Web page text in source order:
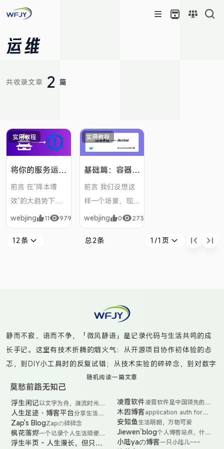
运维
共收录文章 2 篇
实用教程
将你的服务运维
面板从宝塔替换
为1panel
前言 在“降本增
效”的大趋势下，
由于我的我的服务
器配置太低，不想
花钱升级硬件设
要的原因。我也在
网上看到过宝
塔“走后门”窃取用
户数据的八卦，虽
我替换它的决心又
加了一份催化剂。
此外，宝塔
webjing 11 979
实用教程
基础篇：容器化
部署技术 -—
docker，从此
摆脱多环境配置
的苦恼！
前言 我们设想这
样一个场景，现在
leader 给了你一
个任务，让你把开
发完毕的应用程序
后端依赖了
RabbitMQ 等。按
常规的运维思路就
是，先将配置好的
前后端程序分别打
包 --> 将打包文
件上传到服务器 -
webjing 0 273
12条 总2条 1/1页
静而不寂，语而不争，「微风静语」是记录代码与生活共鸣的成
长手记。这里有技术折腾的烟火气：从开源项目协作初体验的忐
忑，到DIY小工具时的反复试错；从技术实验的碎碎念，到对数字
工具的深度思考。偶尔捕捉咖啡渍染的书页光影，更多时候是真
诚分享那些“虽不完美但真实”的代码实践——无论是给开源项目提
交PR时的笨拙尝试，还是用自动化脚本点亮生活的小魔法。在创
造与沉淀的循环中，与你共同见证非科班小白的技术觉醒之路。
随机阅读一篇文章
莫愁前路无知己
浮生闲记以文字为舟，溯流时光之
河，打捞那些被忽略的晨
昏光影、草木温度与偶然
相逢的思绪涟漪。
人生足迹・博客平台分享生活与
技术的精彩
瞬间
Zap's BlogZapの碎碎念
枫花落烬一个记录个人生活顺便分
享些实用有趣的小项目的
浮生半页 - 人生漫长，但只记
凌霞软件凌霞软件是中国领先的开
源软件公司 FIT2CLOUD
飞致云的全资子公司，专
注于飞致云旗下开源软件
专业版产品的商业化运
营，致力于为中国数字化
木因博客application auth for
submit-friends-link
安知鱼生活明朗，万物可爱
Jiewen’blog个人博客站点，什么
都有，杂七杂八。
小陆yaの博客一只小陆儿~~~